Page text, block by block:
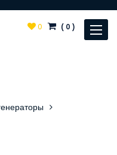
Toggle
0 (0)